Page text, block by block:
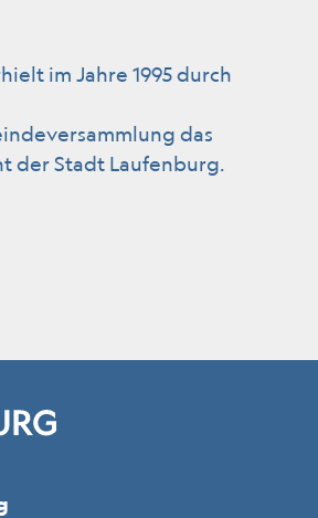
im Jahre 1995 durch
das
der Stadt Laufenburg.